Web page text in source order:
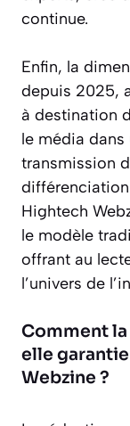
continue.
Enfin, la
depuis 2025,
à destination
le média
transmission
Hightech
le modèle
offrant au
l’univers de
Comment
elle
Webzine ?